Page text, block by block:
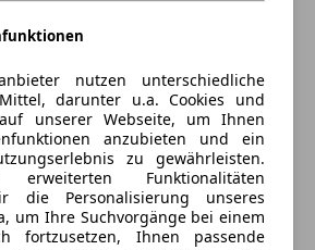
nutzen unterschiedliche
darunter u.a. Cookies und
unserer Webseite, um Ihnen
anzubieten und ein
zu gewährleisten.
Funktionalitäten
die Personalisierung unseres
um Ihre Suchvorgänge bei einem
fortzusetzen, Ihnen passende